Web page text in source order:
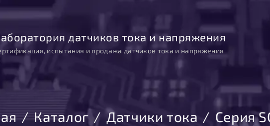
датчиков тока и напряжения
испытания и продажа датчиков тока и напряжения
Каталог Датчики тока Серия